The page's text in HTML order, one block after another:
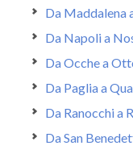
Da Maddalena
Da Napoli a
Da Ocche a
Da Paglia a
Da Ranocchi a
Da San